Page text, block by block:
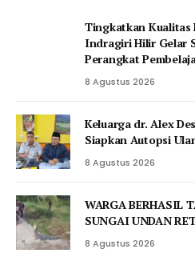
Tingkatkan Kualitas
Indragiri Hilir Gelar
Perangkat
8 Agustus 2026
Keluarga dr. Alex
Siapkan Autopsi
8 Agustus 2026
WARGA BERHASIL
SUNGAI UNDAN
8 Agustus 2026